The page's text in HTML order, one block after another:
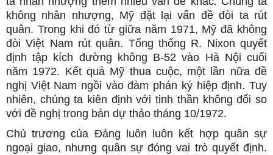
không nhân nhượng, Mỹ đặt lại vấn đề đòi ta rút
quân. Trong khi đó từ giữa năm 1971, Mỹ đã không
đòi Việt Nam rút quân. Tổng thống R. Nixon quyết
định tập kích đường không B-52 vào Hà Nội cuối
năm 1972. Kết quả Mỹ thua cuộc, một lần nữa đề
nghị Việt Nam ngồi vào đàm phán ký hiệp định. Tuy
nhiên, chúng ta kiên định với tinh thần không đổi so
với đề nghị trong bản dự thảo tháng 10/1972.
Chủ trương của Đảng luôn luôn kết hợp quân sự
ngoại giao, nhưng quân sự đóng vai trò quyết định.